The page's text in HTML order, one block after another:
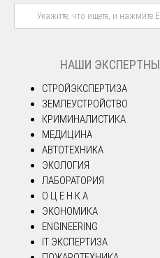
НАШИ
СТРОЙЭКСПЕРТИЗА
ЗЕМЛЕУСТРОЙСТВО
КРИМИНАЛИСТИКА
МЕДИЦИНА
АВТОТЕХНИКА
ЭКОЛОГИЯ
ЛАБОРАТОРИЯ
О Ц Е Н К А
ЭКОНОМИКА
ENGINEERING
IT ЭКСПЕРТИЗА